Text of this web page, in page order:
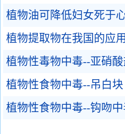
植物油可降低妇女死于
植物提取物在我国的应
植物性毒物中毒--亚硝酸
植物性食物中毒--吊白块
植物性食物中毒--钩吻中